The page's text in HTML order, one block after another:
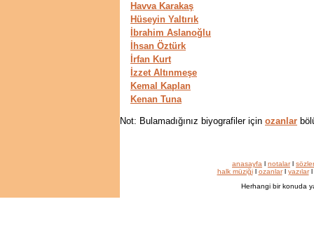
Havva Karakaş
Hüseyin Yaltırık
İbrahim Aslanoğlu
İhsan Öztürk
İrfan Kurt
İzzet Altınmeşe
Kemal Kaplan
Kenan Tuna
Not: Bulamadığınız biyografiler için ozanlar
anasayfa l notalarl sözler
halk müziğil ozanlarl yazılarl
Herhangi bir konuda